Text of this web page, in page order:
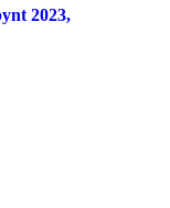
2023,